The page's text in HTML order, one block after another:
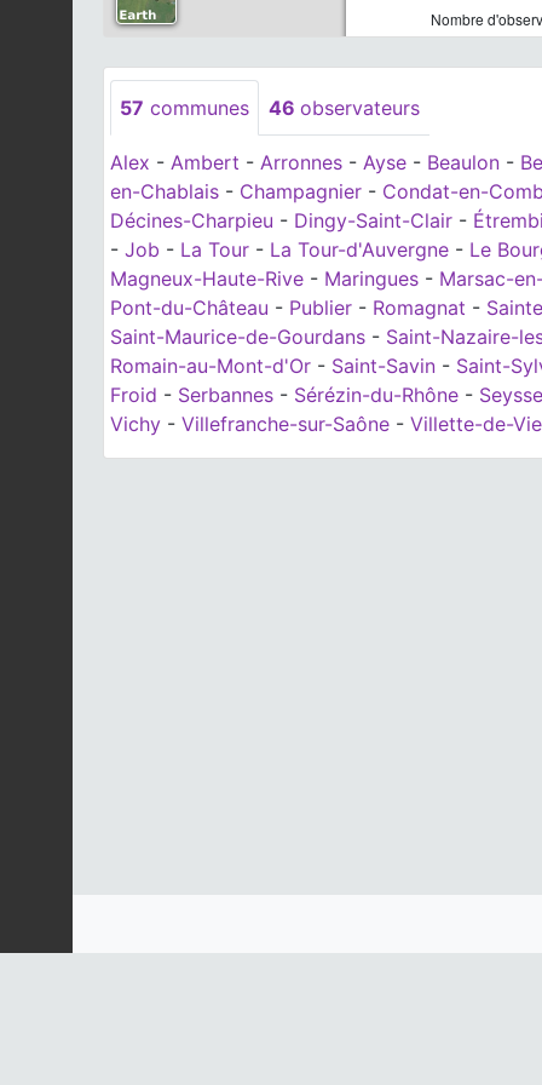
Nombre
57 communes 46 observateurs
Alex - Ambert - Arronnes - Ayse - Beaulon -
en-Chablais - Champagnier - Condat-en-
Décines-Charpieu - Dingy-Saint-Clair -
- Job - La Tour - La Tour-d'Auvergne - Le
Magneux-Haute-Rive - Maringues - Marsac-
Pont-du-Château - Publier - Romagnat -
Saint-Maurice-de-Gourdans - Saint-Nazaire-
Romain-au-Mont-d'Or - Saint-Savin - Saint-
Froid - Serbannes - Sérézin-du-Rhône -
Vichy - Villefranche-sur-Saône - Villette-de-